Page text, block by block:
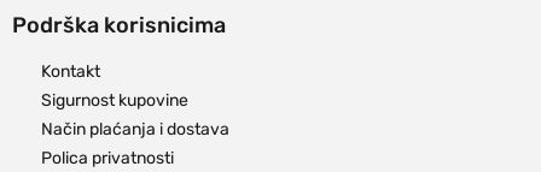
Podrška korisnicima
Kontakt
Sigurnost kupovine
Način plaćanja i dostava
Polica privatnosti